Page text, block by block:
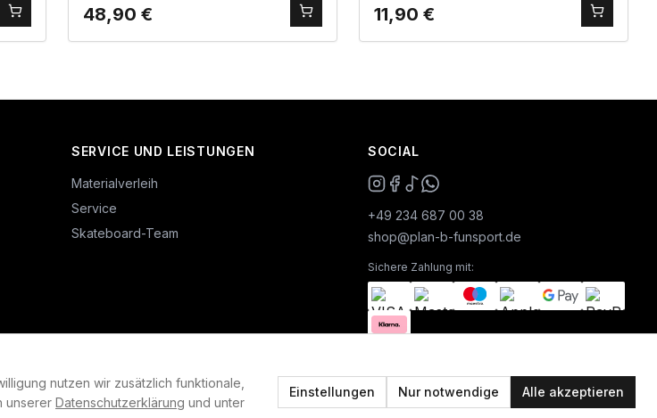
nutzen wir zusätzlich funktionale,
unserer Datenschutzerklärung und unter
Einstellungen Nur notwendige Alle akzeptieren
48,90 € 11,90 €
SERVICE UND LEISTUNGEN
Materialverleih
Service
Skateboard-Team
SOCIAL
+49 234 687 00 38
shop@plan-b-funsport.de
Sichere Zahlung mit:
B. Alle Rechte vorbehalten.